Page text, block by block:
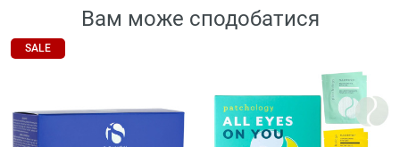
Вам може сподобатися
SALE